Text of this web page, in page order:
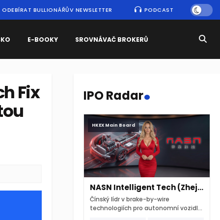
ODEBÍRAT BULLIONÁŘŮV NEWSLETTER PODCAST
E-BOOKY SROVNÁVAČ BROKERŮ
Fix
IPO Radar.
HKEX Main Board
NASN Intelligent Tech (Zhejiang)
Čínský lídr v brake-by-wire
technologiích pro autonomní vozidla